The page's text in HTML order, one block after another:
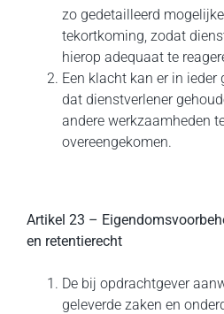
zo gedetailleerd
tekortkoming, zodat
hierop adequaat te
Een klacht kan er in ieder
dat dienstverlener
andere werkzaamheden
overeengekomen.
Artikel 23 –
en retentierecht
De bij opdrachtgever
geleverde zaken en